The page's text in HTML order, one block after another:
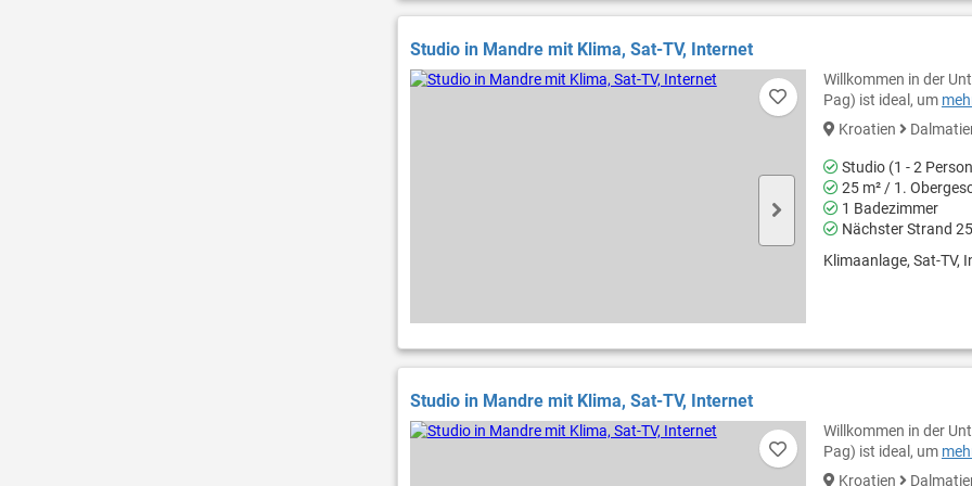
Studio in Mandre mit Klima, Sat-TV, Internet
Willkommen in der
Pag) ist ideal, um
Kroatien
Studio (1 - 2
25 m² / 1.
1 Badezimmer
Nächster Strand
Klimaanlage, Sat-TV,
Studio in Mandre mit Klima, Sat-TV, Internet
Willkommen in der
Pag) ist ideal, um
Kroatien